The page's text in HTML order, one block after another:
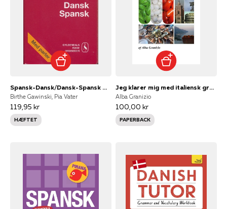
Spansk-Dansk/Dansk-Spansk Ordbog
Birthe Gawinski, Pia Vater
119,95 kr
HÆFTET
Jeg klarer mig med italiensk grammatik!
Alba Granizio
100,00 kr
PAPERBACK